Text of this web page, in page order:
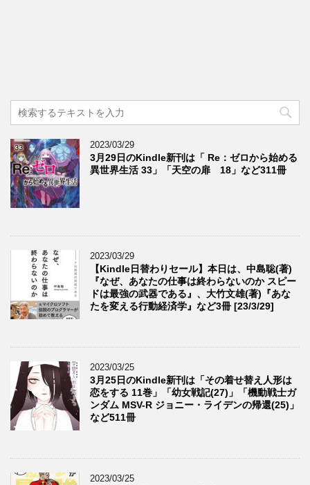
2023/03/29
3月29日のKindle新刊は「 Re：ゼロから始める
異世界生活 33」「天空の扉 18」など311冊
2023/03/29
【Kindle日替わりセール】本日は、中島聡(著)
『なぜ、あなたの仕事は終わらないのか スピー
ドは最強の武器である』、大竹文雄(著)『あな
たを変える行動経済学』など3冊 [23/3/29]
2023/03/25
3月25日のKindle新刊は「その着せ替え人形は
恋をする 11巻」「幼女戦記(27)」「機動戦士ガ
ンダム MSV-R ジョニー・ライデンの帰還(25)」
など511冊
2023/03/25